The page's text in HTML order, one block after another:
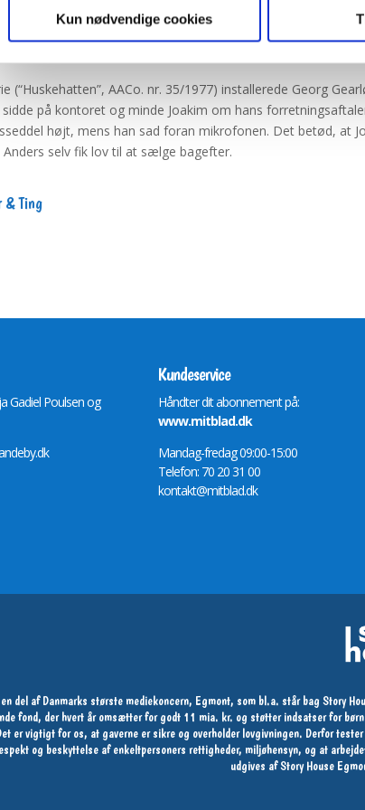
Kun nødvendige cookies
(hvis han nu skulle stå og mangle kontanter til at
dog opdaget af en tyvebande, som skar hatten
nr. 7/1974).
(“Huskehatten”, AACo. nr. 35/1977) installerede Georg
sidde på kontoret og minde Joakim om hans
højt, mens han sad foran mikrofonen. Det betød,
selv fik lov til at sælge bagefter.
& Ting
Gadiel Poulsen og
Kundeservice
Håndter dit abonnement på:
www.mitblad.dk
Mandag-fredag 09:00-15:00
Telefon: 70 20 31 00
kontakt@mitblad.dk
del af Danmarks største mediekoncern, Egmont, som bl.a. står bag Story
fond, der hvert år omsætter for godt 11 mia. kr. og støtter indsatser for
er vigtigt for os, at gaverne er sikre og overholder lovgivningen. Derfor
og beskyttelse af enkeltpersoners rettigheder, miljøhensyn, og at
udgives af Story House